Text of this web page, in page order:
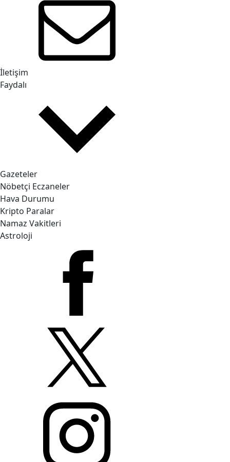
İletişim
Faydalı
Gazeteler
Nöbetçi Eczaneler
Hava Durumu
Kripto Paralar
Namaz Vakitleri
Astroloji